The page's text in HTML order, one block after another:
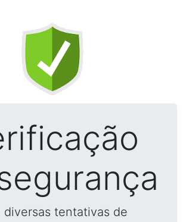
diversas tentativas de